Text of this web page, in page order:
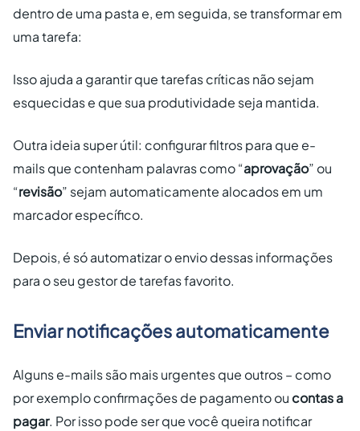
dentro de uma pasta e, em seguida, se transformar em
uma tarefa:
Isso ajuda a garantir que tarefas críticas não sejam
esquecidas e que sua produtividade seja mantida.
Outra ideia super útil: configurar filtros para que e-
mails que contenham palavras como “aprovação” ou
“revisão” sejam automaticamente alocados em um
marcador específico.
Depois, é só automatizar o envio dessas informações
para o seu gestor de tarefas favorito.
Enviar notificações automaticamente
Alguns e-mails são mais urgentes que outros – como
por exemplo confirmações de pagamento ou contas a
pagar. Por isso pode ser que você queira notificar